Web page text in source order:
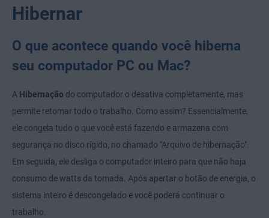
Hibernar
O que acontece quando você hiberna
seu computador PC ou Mac?
A Hibernação do computador o desativa completamente, mas
permite retomar todo o trabalho. Como assim? Essencialmente,
ele congela tudo o que você está fazendo e armazena com
segurança no disco rígido, no chamado "Arquivo de hibernação".
Em seguida, ele desliga o computador inteiro para que não haja
consumo de watts da tomada. Após apertar o botão de energia, o
sistema inteiro é descongelado e você poderá continuar o
trabalho.